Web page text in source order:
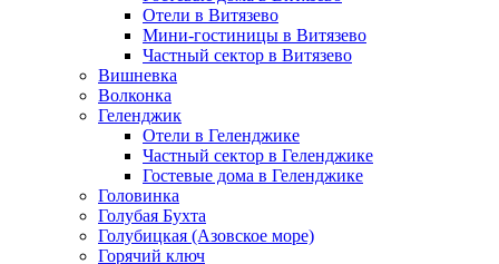
Отели в Витязево
Мини-гостиницы в Витязево
Частный сектор в Витязево
Вишневка
Волконка
Геленджик
Отели в Геленджике
Частный сектор в Геленджике
Гостевые дома в Геленджике
Головинка
Голубая Бухта
Голубицкая (Азовское море)
Горячий ключ